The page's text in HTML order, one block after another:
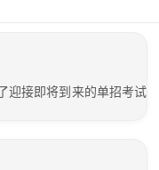
迎接即将到来的单招考试